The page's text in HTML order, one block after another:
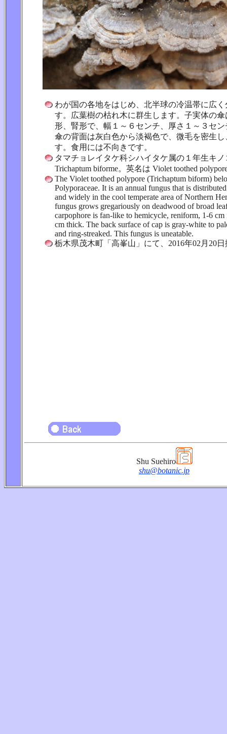
わが国の各地をはじめ、北半球の冷温帯に広
す。広葉樹の枯れ木に群生します。子実体の
形、腎形で、幅１～６センチ、厚さ１～３セ
傘の背面は灰白色から淡褐色で、微毛を密生
す。食用には不向きです。
タマチョレイタケ科シハイタケ属の１年生キ
Trichaptum biforme。英名は Violet toothed
The Violet toothed polypore (Trichaptum biform)
Polyporaceae. It is an annual fungus that is
and widely in the cool temperate area of Northern
fungus grows gregariously on deadwood of broad
carpophore is fan-like to hemicycle, reniform, 1-6
cm thick. The back surface of cap is gray-white to
and ring-streaked. This fungus is uneatable.
栃木県茂木町「高峯山」にて、2016年02月20
Shu Suehiro
shu@botanic.jp